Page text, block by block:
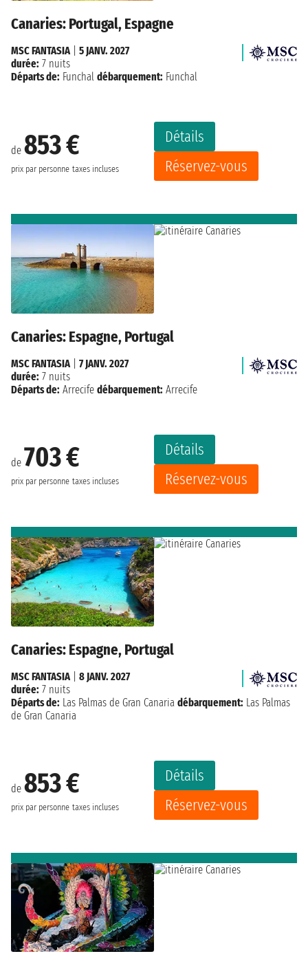
Canaries: Portugal, Espagne
de 853 €
prix par personne taxes incluses
Détails
Réservez-vous
MSC FANTASIA| 5 JANV. 2027
durée: 7 nuits
Départs de: Funchal débarquement: Funchal
Canaries: Espagne, Portugal
de 703 €
prix par personne taxes incluses
Détails
Réservez-vous
MSC FANTASIA| 7 JANV. 2027
durée: 7 nuits
Départs de: Arrecife débarquement: Arrecife
Canaries: Espagne, Portugal
de 853 €
prix par personne taxes incluses
Détails
Réservez-vous
MSC FANTASIA
8 JANV. 2027
durée: 7 nuits
Départs de: Las Palmas de Gran Canaria débarquement: Las Palmas
de Gran Canaria